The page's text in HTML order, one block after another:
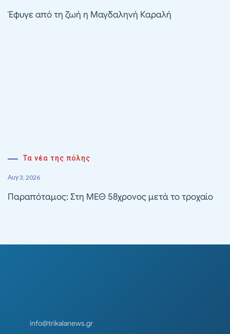
Έφυγε από τη ζωή η Μαγδαληνή Καραλή
Τα νέα της πόλης
Αυγ 3, 2026
Παραπόταμος: Στη ΜΕΘ 58χρονος μετά το τροχαίο
info@trikalanews.gr